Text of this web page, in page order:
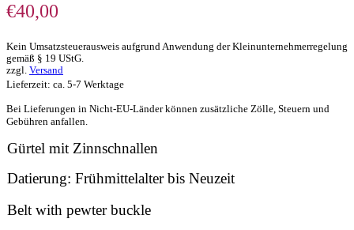
€40,00
Kein Umsatzsteuerausweis aufgrund Anwendung der Kleinunternehmerregelung
gemäß § 19 UStG.
zzgl. Versand
Lieferzeit: ca. 5-7 Werktage
Bei Lieferungen in Nicht-EU-Länder können zusätzliche Zölle, Steuern und
Gebühren anfallen.
Gürtel mit Zinnschnallen
Datierung: Frühmittelalter bis Neuzeit
Belt with pewter buckle